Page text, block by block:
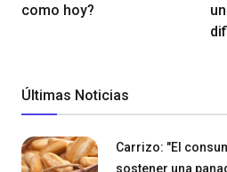
como hoy?
Últimas Noticias
Carrizo: "El
sostener una